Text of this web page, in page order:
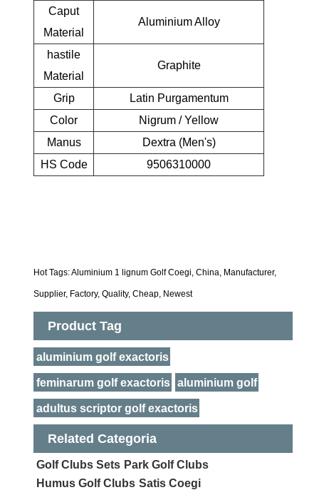
Caput
Material
Aluminium Alloy
hastile
Material
Graphite
Grip
Latin Purgamentum
Color
Nigrum / Yellow
Manus
Dextra (Men's)
HS Code
9506310000
Hot Tags: Aluminium 1 lignum Golf Coegi, China, Manufacturer,
Supplier, Factory, Quality, Cheap, Newest
Product Tag
aluminium golf exactoris
feminarum golf exactoris aluminium golf
adultus scriptor golf exactoris
Related Categoria
Golf Clubs Sets Park Golf Clubs
Humus Golf Clubs Satis Coegi